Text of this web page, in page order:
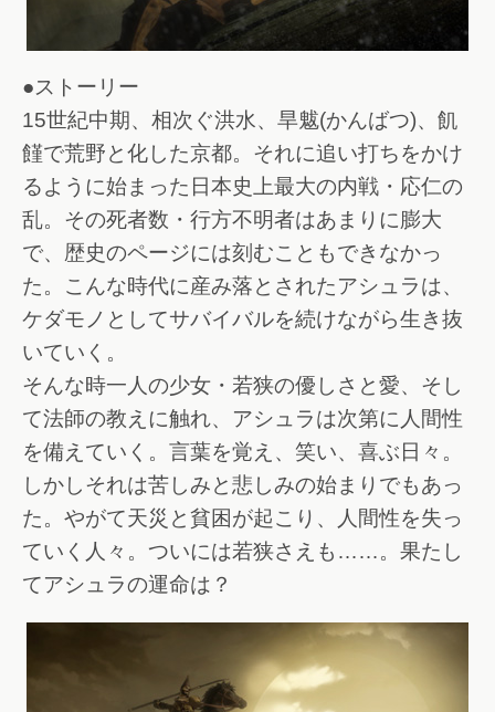
●ストーリー
15世紀中期、相次ぐ洪水、旱魃(かんばつ)、飢
饉で荒野と化した京都。それに追い打ちをかけ
るように始まった日本史上最大の内戦・応仁の
乱。その死者数・行方不明者はあまりに膨大
で、歴史のページには刻むこともできなかっ
た。こんな時代に産み落とされたアシュラは、
ケダモノとしてサバイバルを続けながら生き抜
いていく。
そんな時一人の少女・若狭の優しさと愛、そし
て法師の教えに触れ、アシュラは次第に人間性
を備えていく。言葉を覚え、笑い、喜ぶ日々。
しかしそれは苦しみと悲しみの始まりでもあっ
た。やがて天災と貧困が起こり、人間性を失っ
ていく人々。ついには若狭さえも……。果たし
てアシュラの運命は？